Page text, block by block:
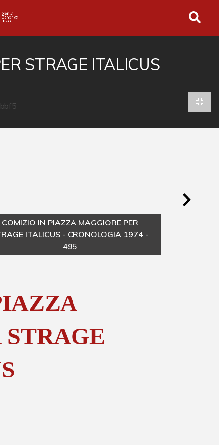
STRAGE ITALICUS
COMIZIO IN PIAZZA MAGGIORE PER
ITALICUS - CRONOLOGIA 1974 -
495